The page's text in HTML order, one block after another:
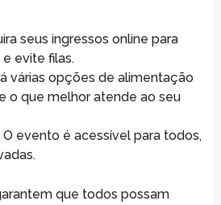
seus ingressos online para
evite filas.
várias opções de alimentação
o que melhor atende ao seu
O evento é acessível para todos,
que todos possam